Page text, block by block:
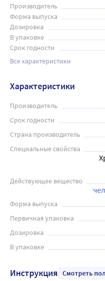
Производитель
Форма выпуска
Дозировка
В упаковке
Срок годности
Все характеристики
Характеристики
Производитель
Срок годности
Страна производитель
Специальные свойства
Действующее вещество
Форма выпуска
Первичная упаковка
Дозировка
В упаковке
Инструкция Смотреть